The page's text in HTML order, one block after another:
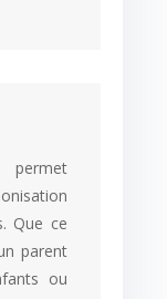
Que ce
parent
ou